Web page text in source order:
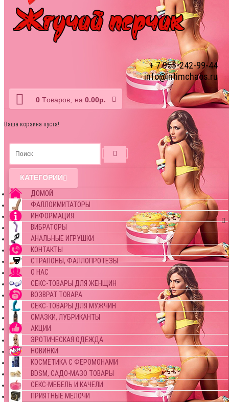
+ 7 953-242-99-44
info@intimchaos.ru
0 Tоваров, на 0.00р.
Ваша корзина пуста!
КАТЕГОРИИ
ДОМОЙ
ФАЛЛОИМИТАТОРЫ
ИНФОРМАЦИЯ
ВИБРАТОРЫ
АНАЛЬНЫЕ ИГРУШКИ
КОНТАКТЫ
СТРАПОНЫ, ФАЛЛОПРОТЕЗЫ
О НАС
СЕКС-ТОВАРЫ ДЛЯ ЖЕНЩИН
ВОЗВРАТ ТОВАРА
СЕКС-ТОВАРЫ ДЛЯ МУЖЧИН
СМАЗКИ, ЛУБРИКАНТЫ
АКЦИИ
ЭРОТИЧЕСКАЯ ОДЕЖДА
НОВИНКИ
КОСМЕТИКА С ФЕРОМОНАМИ
BDSM, САДО-МАЗО ТОВАРЫ
СЕКС-МЕБЕЛЬ И КАЧЕЛИ
ПРИЯТНЫЕ МЕЛОЧИ